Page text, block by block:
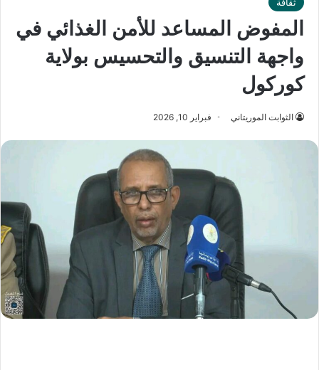
المفوض المساعد للأمن الغذائي في
واجهة التنسيق والتحسيس بولاية
كوركول
الثوابت الموريتاني فبراير 10, 2026